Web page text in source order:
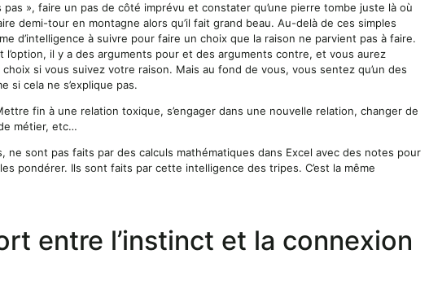
», faire un pas de côté imprévu et constater qu’une pierre tombe juste là où
demi-tour en montagne alors qu’il fait grand beau. Au-delà de ces simples
d’intelligence à suivre pour faire un choix que la raison ne parvient pas à faire.
il y a des arguments pour et des arguments contre, et vous aurez
si vous suivez votre raison. Mais au fond de vous, vous sentez qu’un des
si cela ne s’explique pas.
fin à une relation toxique, s’engager dans une nouvelle relation, changer de
métier, etc…
ne sont pas faits par des calculs mathématiques dans Excel avec des notes pour
pondérer. Ils sont faits par cette intelligence des tripes. C’est la même
entre l’instinct et la connexion